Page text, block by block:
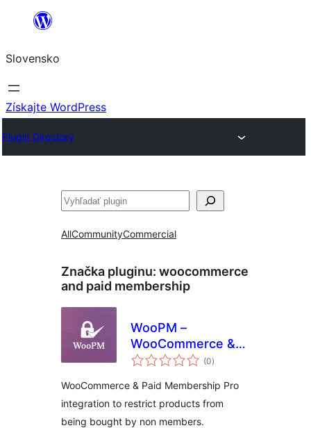
Prejsť
obsah
Slovensko
Získajte WordPress
Plugin Directory
Hľadať
AllCommunityCommercial
Značka pluginu: woocommerce
and paid membership
WooPM –
WooCommerce &
Paid Membership
run a Membership
based Marketplace
(0celkové
hodnotenie
)
WooCommerce & Paid Membership Pro
integration to restrict products from
being bought by non members.